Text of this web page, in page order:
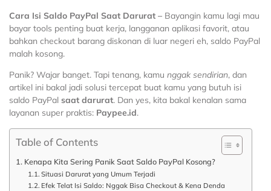
Cara Isi Saldo PayPal Saat Darurat – Bayangin kamu lagi mau
bayar tools penting buat kerja, langganan aplikasi favorit, atau
bahkan checkout barang diskonan di luar negeri eh, saldo PayPal
malah kosong.
Panik? Wajar banget. Tapi tenang, kamu nggak sendirian, dan
artikel ini bakal jadi solusi tercepat buat kamu yang butuh isi
saldo PayPal saat darurat. Dan yes, kita bakal kenalan sama
layanan super praktis: Paypee.id.
Table of Contents
Kenapa Kita Sering Panik Saat Saldo PayPal Kosong?
Situasi Darurat yang Umum Terjadi
Efek Telat Isi Saldo: Nggak Bisa Checkout & Kena Denda